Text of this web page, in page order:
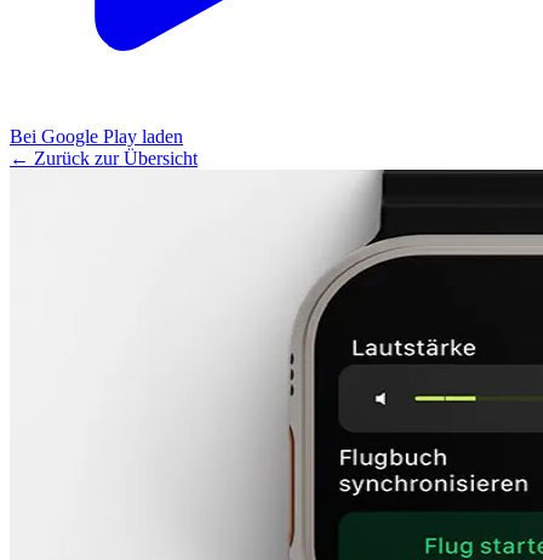
Bei Google Play laden
← Zurück zur Übersicht